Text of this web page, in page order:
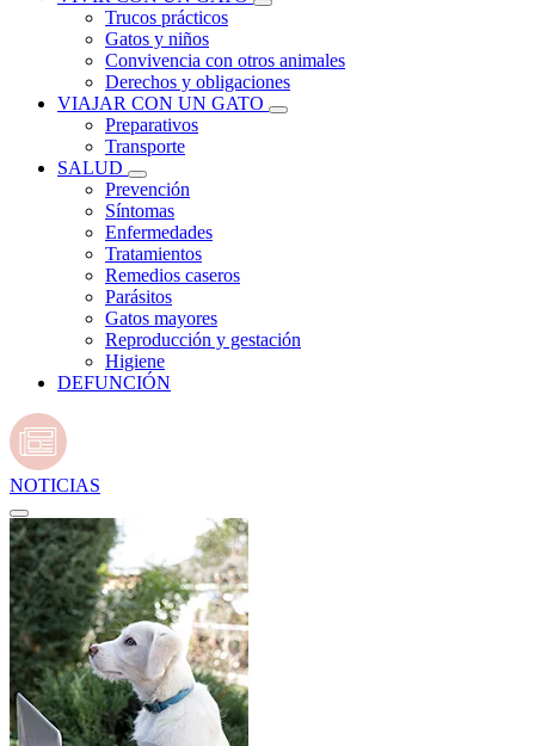
Trucos prácticos
Gatos y niños
Convivencia con otros animales
Derechos y obligaciones
VIAJAR CON UN GATO
Preparativos
Transporte
SALUD
Prevención
Síntomas
Enfermedades
Tratamientos
Remedios caseros
Parásitos
Gatos mayores
Reproducción y gestación
Higiene
DEFUNCIÓN
NOTICIAS